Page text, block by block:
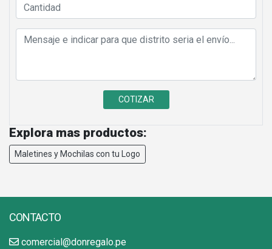
Explora mas productos:
Maletines y Mochilas con tu Logo
CONTACTO
comercial@donregalo.pe